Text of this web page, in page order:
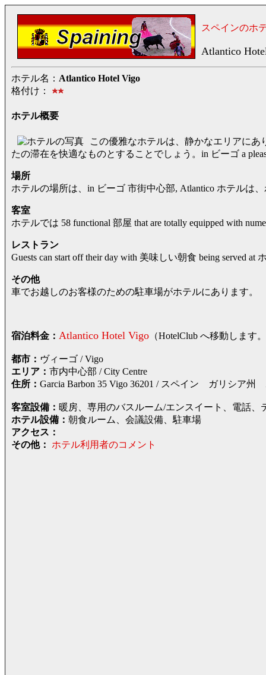
スペインのホ
Atlantico
ホテル名： Atlantico Hotel Vigo
格付け：
ホテル概要
この優雅なホテルは、静かなエリアに
たの滞在を快適なものとすることでしょう。in ビーゴ a
場所
ホテルの場所は、in ビーゴ 市街中心部, Atlantico ホテルは
客室
ホテルでは 58 functional 部屋 that are totally equipped with
レストラン
Guests can start off their day with 美味しい朝食 being served at
その他
車でお越しのお客様のための駐車場がホテルにあります。
宿泊料金： Atlantico Hotel Vigo （HotelClub へ移動します
都市： ヴィーゴ / Vigo
エリア： 市内中心部 / City Centre
住所： Garcia Barbon 35 Vigo 36201 / スペイン ガリシア
客室設備： 暖房、専用のバスルーム/エンスイート、電話、
ホテル設備： 朝食ルーム、会議設備、駐車場
アクセス：
その他：
ホテル利用者のコメント